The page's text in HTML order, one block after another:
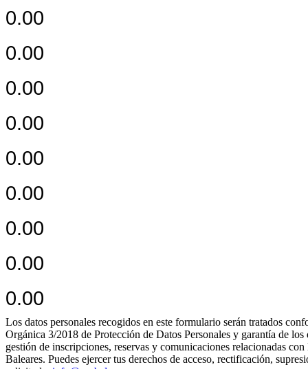
0.00
0.00
0.00
0.00
0.00
0.00
0.00
0.00
0.00
Los datos personales recogidos en este formulario serán tratados
Orgánica 3/2018 de Protección de Datos Personales y garantía de
gestión de inscripciones, reservas y comunicaciones relacionadas
Baleares. Puedes ejercer tus derechos de acceso, rectificación,